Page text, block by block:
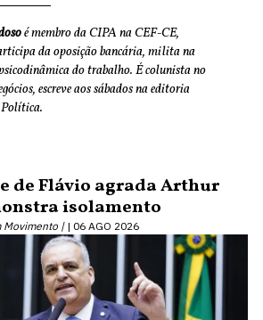
é membro da CIPA na CEF-CE,
da oposição bancária, milita na
do trabalho. É colunista no
escreve aos sábados na editoria
de Flávio agrada Arthur
isolamento
Movimento | 06 AGO 2026